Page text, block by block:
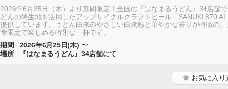
2026年6月25日（木）より期間限定！全国の『はなまるうどん』34店舗で
どんの端生地を活用したアップサイクルクラフトビール「SANUKI 870
提供しています。うどん由来のやさしい白濁感と華やかな香りが特徴の、
食限定で楽しめる特別な一杯です。
期間
2026年6月25日(木) 〜
場所
『はなまるうどん』34店舗にて
お気に入り